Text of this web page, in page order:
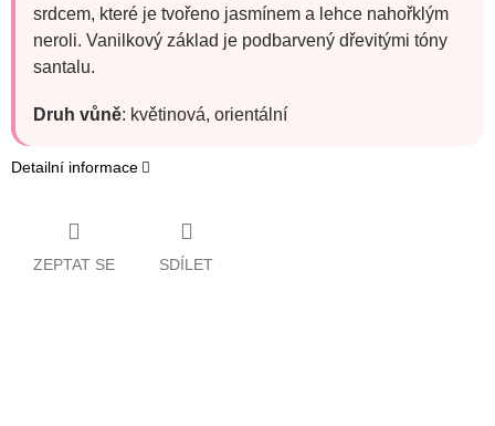
srdcem, které je tvořeno jasmínem a lehce nahořklým
neroli. Vanilkový základ je podbarvený dřevitými tóny
santalu.
Druh vůně: květinová, orientální
Detailní informace
ZEPTAT SE SDÍLET